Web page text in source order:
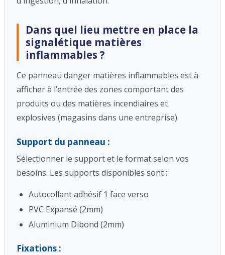
Dans quel lieu mettre en place la
signalétique matières
inflammables ?
Ce panneau danger matières inflammables est à
afficher à l’entrée des zones comportant des
produits ou des matières incendiaires et
explosives (magasins dans une entreprise).
Support du panneau :
Sélectionner le support et le format selon vos
besoins. Les supports disponibles sont :
Autocollant adhésif 1 face verso
PVC Expansé (2mm)
Aluminium Dibond (2mm)
Fixations :